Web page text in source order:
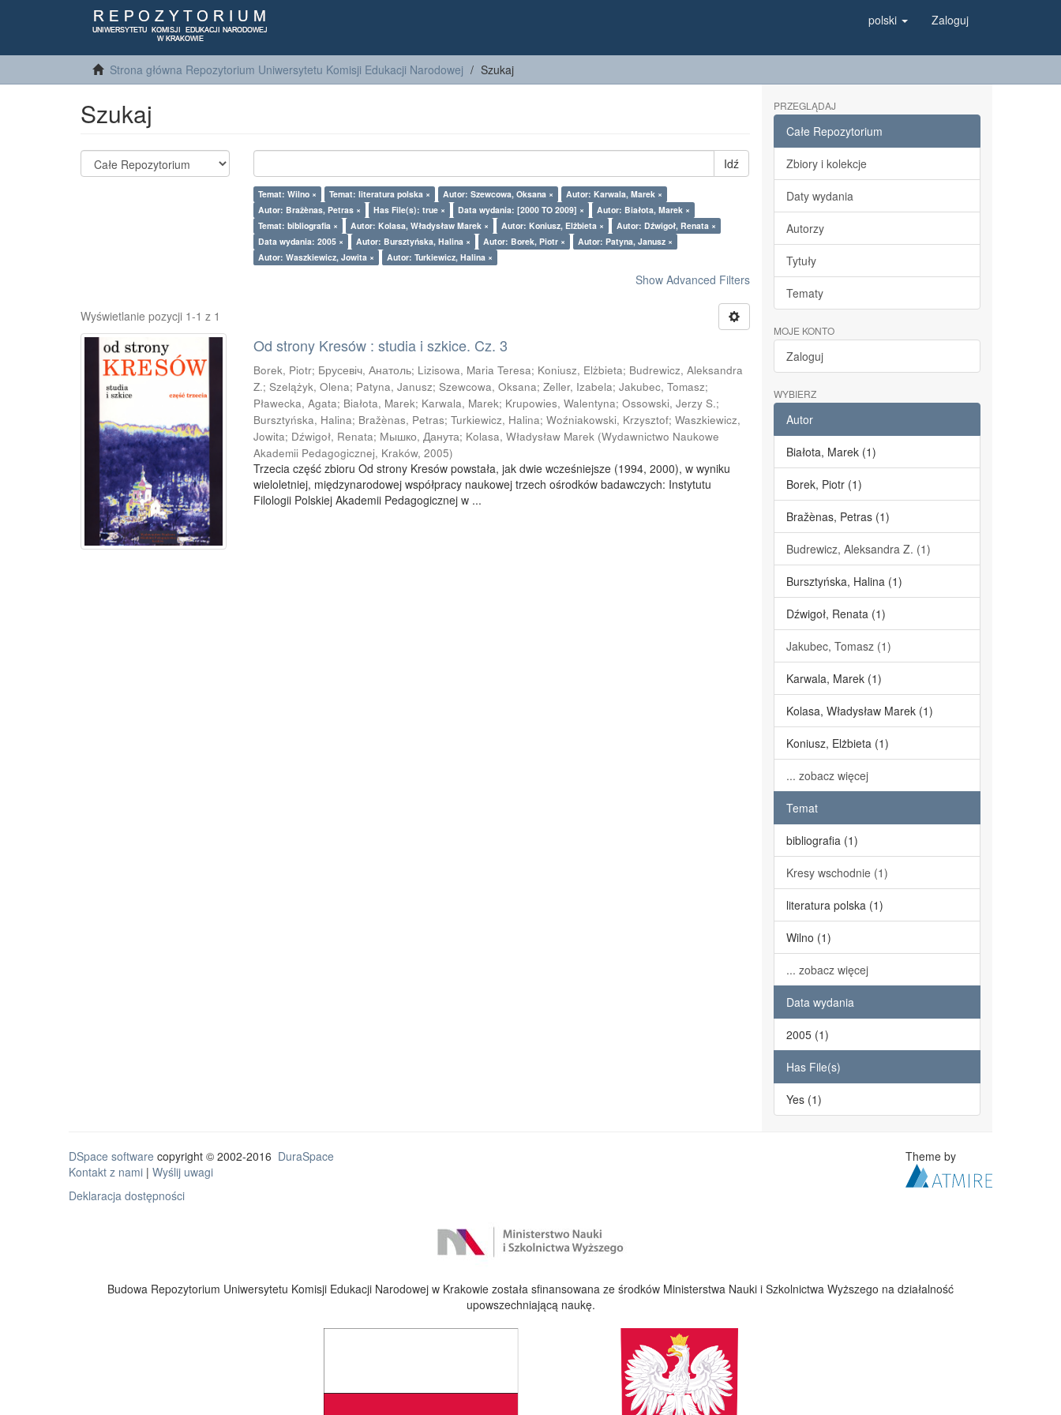
polski Zaloguj
Strona główna Repozytorium Uniwersytetu Komisji Edukacji Narodowej Szukaj
Szukaj
Idź
Temat: Wilno × Temat: literatura polska × Autor: Szewcowa, Oksana ×
Autor: Karwala, Marek ×
Autor: Bražènas, Petras ×
Has File(s): true × Data wydania: [2000 TO 2009] ×
Autor: Białota, Marek ×
Temat: bibliografia ×
Autor: Kolasa, Władysław Marek × Autor: Koniusz, Elżbieta ×
Autor: Dźwigoł, Renata ×
Data wydania: 2005 ×
Autor: Bursztyńska, Halina × Autor: Borek, Piotr ×
Autor: Patyna, Janusz ×
Autor: Waszkiewicz, Jowita ×
Autor: Turkiewicz, Halina ×
Show Advanced Filters
Wyświetlanie pozycji 1-1 z 1
Od strony Kresów : studia i szkice. Cz. 3
Borek, Piotr; Брусевіч, Анатоль; Lizisowa, Maria Teresa; Koniusz, Elżbieta; Budrewicz, Aleksandra
Z.;Szelążyk, Olena; Patyna, Janusz;Szewcowa, Oksana;Zeller, Izabela;Jakubec, Tomasz;
Pławecka, Agata; Białota, Marek; Karwala, Marek; Krupowies, Walentyna;Ossowski, Jerzy S.;
Bursztyńska, Halina; Bražènas, Petras;Turkiewicz, Halina;Woźniakowski, Krzysztof;Waszkiewicz,
Jowita; Dźwigoł, Renata; Мышко, Данута; Kolasa, Władysław Marek (Wydawnictwo Naukowe
Akademii Pedagogicznej, Kraków,2005)
Trzecia część zbioru Od strony Kresów powstała, jak dwie wcześniejsze (1994, 2000), w wyniku
wieloletniej, międzynarodowej współpracy naukowej trzech ośrodków badawczych: Instytutu
Filologii Polskiej Akademii Pedagogicznej w ...
PRZEGLĄDAJ
Całe Repozytorium
Zbiory i kolekcje
Daty wydania
Autorzy
Tytuły
Tematy
MOJE KONTO
Zaloguj
WYBIERZ
Autor
Białota, Marek (1)
Borek, Piotr (1)
Bražènas, Petras (1)
Budrewicz, Aleksandra Z. (1)
Bursztyńska, Halina (1)
Dźwigoł, Renata (1)
Jakubec, Tomasz (1)
Karwala, Marek (1)
Kolasa, Władysław Marek (1)
Koniusz, Elżbieta (1)
... zobacz więcej
Temat
bibliografia (1)
Kresy wschodnie (1)
literatura polska (1)
Wilno (1)
... zobacz więcej
Data wydania
2005 (1)
Has File(s)
Yes (1)
DSpace software copyright © 2002-2016 DuraSpace
Kontakt z nami | Wyślij uwagi
Deklaracja dostępności
Theme by
Budowa Repozytorium Uniwersytetu Komisji Edukacji Narodowej w Krakowie została sfinansowana ze środków Ministerstwa Nauki i Szkolnictwa Wyższego na działalność
upowszechniającą naukę.